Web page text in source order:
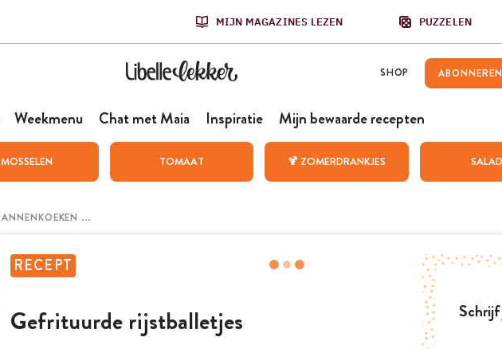
MIJN MAGAZINES LEZEN PUZZELEN
SHOP ABONNEREN
Weekmenu Chat met Maia Inspiratie Mijn bewaarde recepten
MOSSELEN TOMAAT 🍹 ZOMERDRANKJES
RECEPT
Gefrituurde rijstballetjes